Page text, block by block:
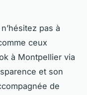
pas à
ceux
à Montpellier via
et son
de